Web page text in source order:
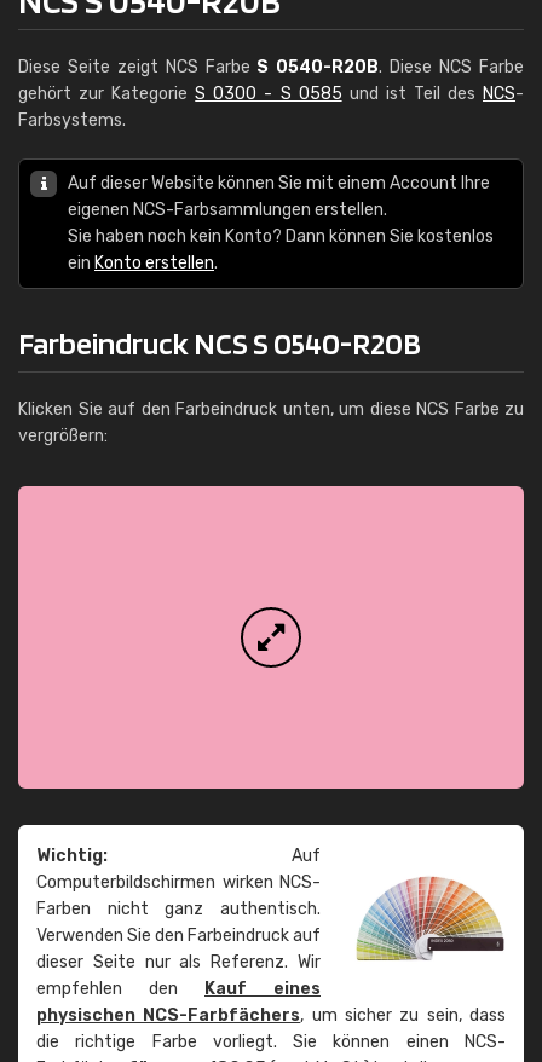
Diese Seite zeigt NCS Farbe S 0540-R20B. Diese NCS Farbe
gehört zur KategorieS 0300 - S 0585 und ist Teil des NCS-
Farbsystems.
Auf dieser Website können Sie mit einem Account Ihre
eigenen NCS-Farbsammlungen erstellen.
Sie haben noch kein Konto? Dann können Sie kostenlos
ein Konto erstellen.
Farbeindruck NCS S 0540-R20B
Klicken Sie auf den Farbeindruck unten, um diese NCS Farbe zu
vergrößern:
Wichtig: Auf
Computerbildschirmen wirken NCS-
Farben nicht ganz authentisch.
Verwenden Sie den Farbeindruck auf
dieser Seite nur als Referenz. Wir
empfehlen den
Kauf eines
physischen NCS-Farbfächers, um sicher zu sein, dass
die richtige Farbe vorliegt. Sie können einen NCS-